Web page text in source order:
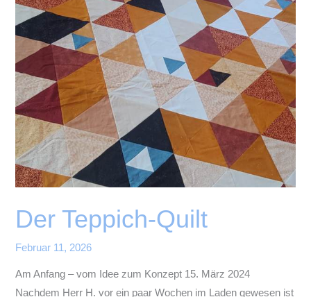
Der Teppich-Quilt
Februar 11, 2026
Am Anfang – vom Idee zum Konzept 15. März 2024
Nachdem Herr H. vor ein paar Wochen im Laden gewesen ist